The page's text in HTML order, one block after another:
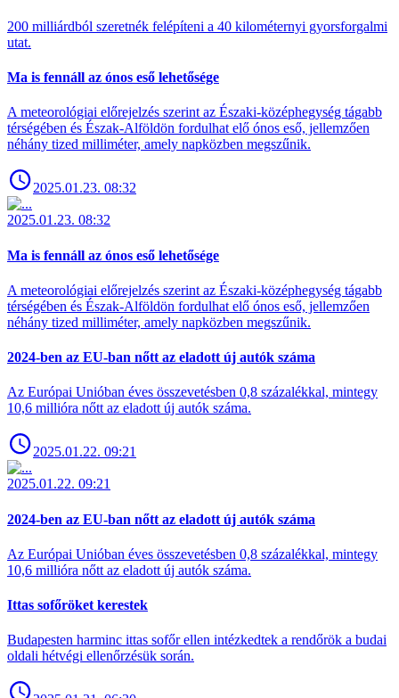
200 milliárdból szeretnék felépíteni a 40 kilométernyi gyorsforgalmi
utat.
Ma is fennáll az ónos eső lehetősége
A meteorológiai előrejelzés szerint az Északi-középhegység tágabb
térségében és Észak-Alföldön fordulhat elő ónos eső, jellemzően
néhány tized milliméter, amely napközben megszűnik.
2025.01.23. 08:32
2025.01.23. 08:32
Ma is fennáll az ónos eső lehetősége
A meteorológiai előrejelzés szerint az Északi-középhegység tágabb
térségében és Észak-Alföldön fordulhat elő ónos eső, jellemzően
néhány tized milliméter, amely napközben megszűnik.
2024-ben az EU-ban nőtt az eladott új autók száma
Az Európai Unióban éves összevetésben 0,8 százalékkal, mintegy
10,6 millióra nőtt az eladott új autók száma.
2025.01.22. 09:21
2025.01.22. 09:21
2024-ben az EU-ban nőtt az eladott új autók száma
Az Európai Unióban éves összevetésben 0,8 százalékkal, mintegy
10,6 millióra nőtt az eladott új autók száma.
Ittas sofőröket kerestek
Budapesten harminc ittas sofőr ellen intézkedtek a rendőrök a budai
oldali hétvégi ellenőrzésük során.